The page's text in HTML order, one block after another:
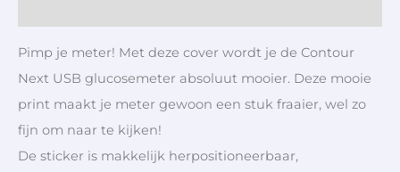
Pimp je meter! Met deze cover wordt je de Contour
Next USB glucosemeter absoluut mooier. Deze mooie
print maakt je meter gewoon een stuk fraaier, wel zo
fijn om naar te kijken!
De sticker is makkelijk herpositioneerbaar,